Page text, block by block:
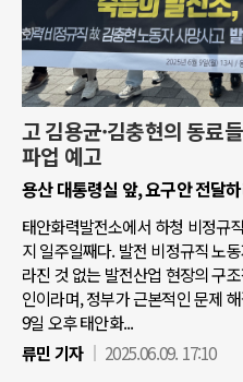
고 김용균·김충현의 동료
파업 예고
용산 대통령실 앞, 요구안 전달
태안화력발전소에서 하청 비정규
지 일주일째다. 발전 비정규직 노
라진 것 없는 발전산업 현장의 구
인이라며, 정부가 근본적인 문제
9일 오후 태안화...
류민 기자
2025.06.09. 17:10